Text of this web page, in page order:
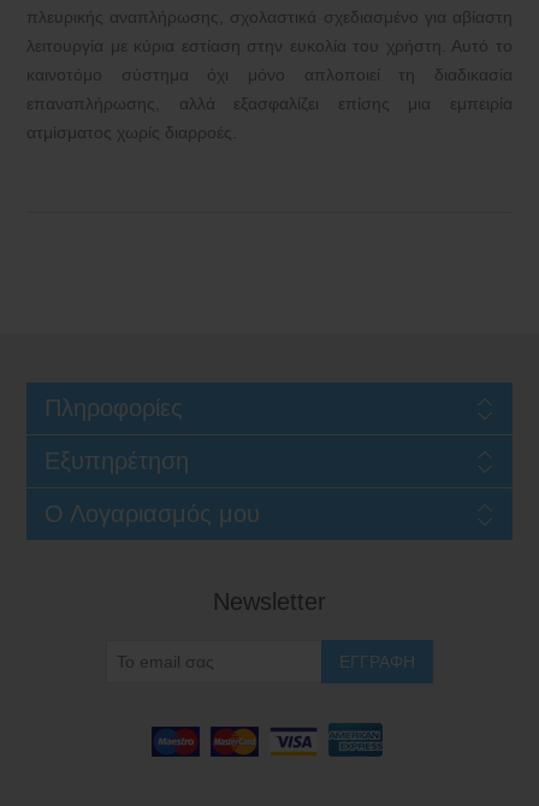
πλευρικής αναπλήρωσης, σχολαστικά σχεδιασμένο για αβίαστη
λειτουργία με κύρια εστίαση στην ευκολία του χρήστη. Αυτό το
καινοτόμο σύστημα όχι μόνο απλοποιεί τη διαδικασία
επαναπλήρωσης, αλλά εξασφαλίζει επίσης μια εμπειρία
ατμίσματος χωρίς διαρροές.
Πληροφορίες
Εξυπηρέτηση
Ο Λογαριασμός μου
Newsletter